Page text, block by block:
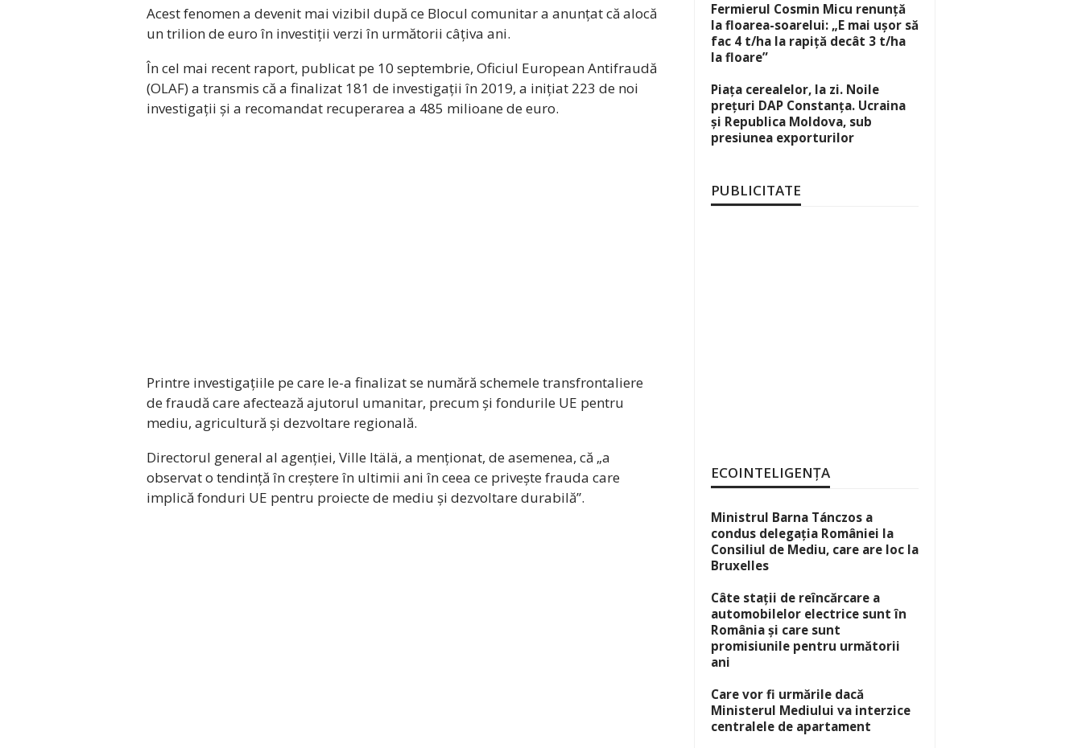
Acest fenomen a devenit mai vizibil după ce Blocul comunitar a anunțat că alocă
un trilion de euro în investiții verzi în următorii câțiva ani.
În cel mai recent raport, publicat pe 10 septembrie, Oficiul European Antifraudă
(OLAF) a transmis că a finalizat 181 de investigații în 2019, a inițiat 223 de noi
investigații și a recomandat recuperarea a 485 milioane de euro.
Printre investigațiile pe care le-a finalizat se numără schemele transfrontaliere
de fraudă care afectează ajutorul umanitar, precum și fondurile UE pentru
mediu, agricultură și dezvoltare regională.
Directorul general al agenției, Ville Itälä, a menționat, de asemenea, că „a
observat o tendință în creștere în ultimii ani în ceea ce privește frauda care
implică fonduri UE pentru proiecte de mediu și dezvoltare durabilă”.
Fermierul Cosmin Micu renunță
la floarea-soarelui: „E mai ușor să
fac 4 t/ha la rapiță decât 3 t/ha
la floare”
Piața cerealelor, la zi. Noile
prețuri DAP Constanța. Ucraina
și Republica Moldova, sub
presiunea exporturilor
PUBLICITATE
ECOINTELIGENȚA
Ministrul Barna Tánczos a
condus delegația României la
Consiliul de Mediu, care are loc la
Bruxelles
Câte stații de reîncărcare a
automobilelor electrice sunt în
România și care sunt
promisiunile pentru următorii
ani
Care vor fi urmările dacă
Ministerul Mediului va interzice
centralele de apartament